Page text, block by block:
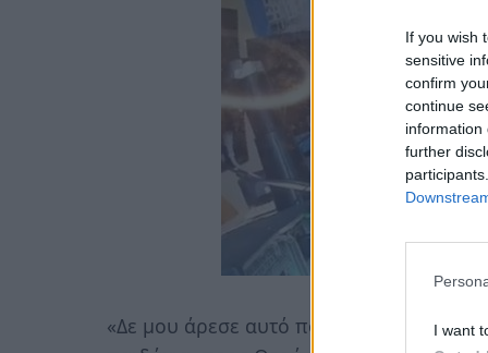
If you wish
sensitive
confirm
continue
information
further
I want
«Δε μου άρεσε αυτό που έβλεπα. Εντάξει